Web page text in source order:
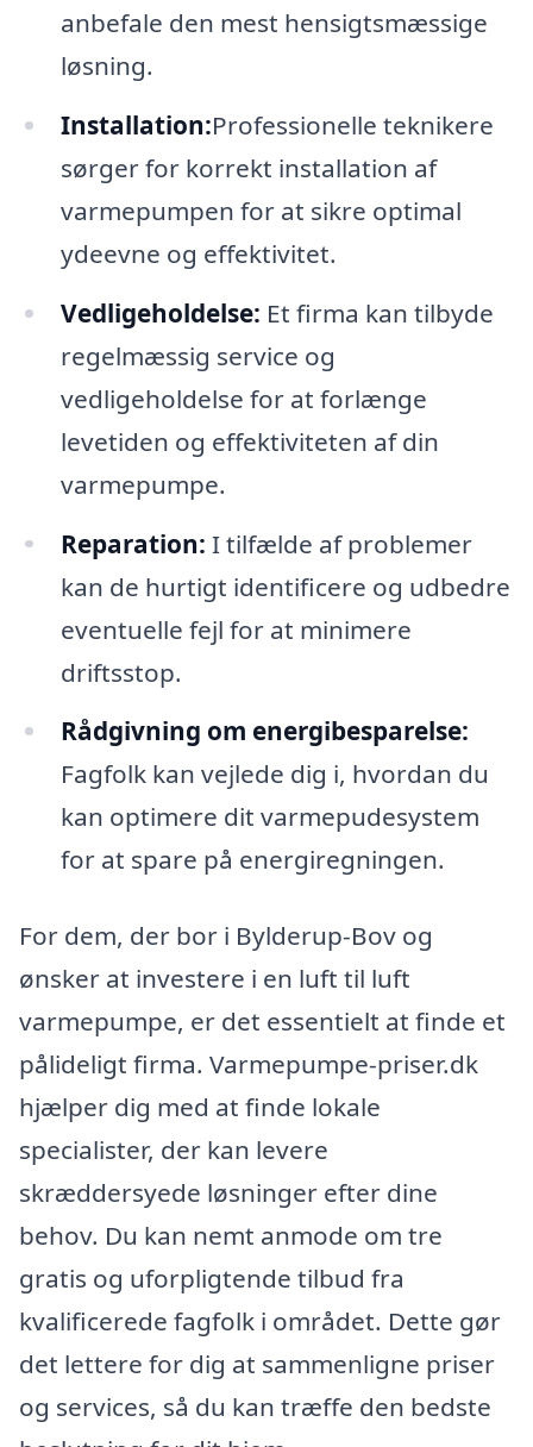
anbefale den mest hensigtsmæssige
løsning.
Installation:Professionelle teknikere
sørger for korrekt installation af
varmepumpen for at sikre optimal
ydeevne og effektivitet.
Vedligeholdelse: Et firma kan tilbyde
regelmæssig service og
vedligeholdelse for at forlænge
levetiden og effektiviteten af din
varmepumpe.
Reparation: I tilfælde af problemer
kan de hurtigt identificere og udbedre
eventuelle fejl for at minimere
driftsstop.
Rådgivning om energibesparelse:
Fagfolk kan vejlede dig i, hvordan du
kan optimere dit varmepudesystem
for at spare på energiregningen.
For dem, der bor i Bylderup-Bov og
ønsker at investere i en luft til luft
varmepumpe, er det essentielt at finde et
pålideligt firma. Varmepumpe-priser.dk
hjælper dig med at finde lokale
specialister, der kan levere
skræddersyede løsninger efter dine
behov. Du kan nemt anmode om tre
gratis og uforpligtende tilbud fra
kvalificerede fagfolk i området. Dette gør
det lettere for dig at sammenligne priser
og services, så du kan træffe den bedste